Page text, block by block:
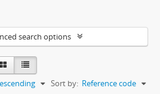
search options
Sort by: Reference code